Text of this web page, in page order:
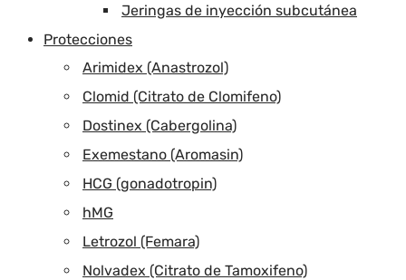
Jeringas de inyección subcutánea
Protecciones
Arimidex (Anastrozol)
Clomid (Citrato de Clomifeno)
Dostinex (Cabergolina)
Exemestano (Aromasin)
HCG (gonadotropin)
hMG
Letrozol (Femara)
Nolvadex (Citrato de Tamoxifeno)